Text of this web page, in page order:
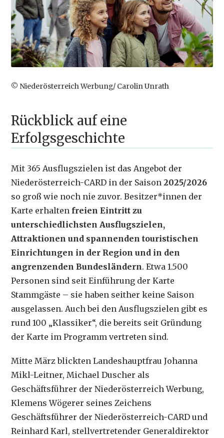
© Niederösterreich Werbung/ Carolin Unrath
Rückblick auf eine
Erfolgsgeschichte
Mit 365 Ausflugszielen ist das Angebot der
Niederösterreich-CARD in der Saison2025/2026
so groß wie noch nie zuvor. Besitzer*innen der
Karte erhalten freien Eintritt zu
unterschiedlichsten Ausflugszielen,
Attraktionen und spannenden touristischen
Einrichtungen in der Region und in den
angrenzenden Bundesländern. Etwa 1.500
Personen sind seit Einführung der Karte
Stammgäste – sie haben seither keine Saison
ausgelassen. Auch bei den Ausflugszielen gibt es
rund 100 „Klassiker“, die bereits seit Gründung
der Karte im Programm vertreten sind.
Mitte März blickten Landeshauptfrau Johanna
Mikl-Leitner, Michael Duscher als
Geschäftsführer der Niederösterreich Werbung,
Klemens Wögerer seines Zeichens
Geschäftsführer der Niederösterreich-CARD und
Reinhard Karl, stellvertretender Generaldirektor